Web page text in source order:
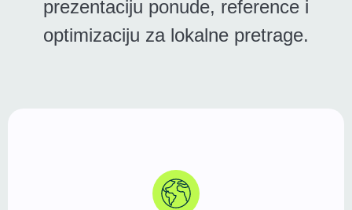
prezentaciju ponude, reference i
optimizaciju za lokalne pretrage.
Više od 40% sajtova pokreće WordPress.
Godinama potvrđeno, fleksibilno i stabilno rešenje